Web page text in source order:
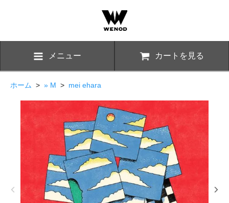
メニュー カートを見る
ホーム > » M > mei ehara